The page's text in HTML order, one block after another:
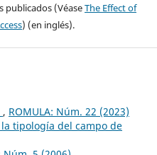
publicados (VéaseThe Effect of
) (en inglés).
, ROMULA: Núm. 22 (2023)
tipología del campo de